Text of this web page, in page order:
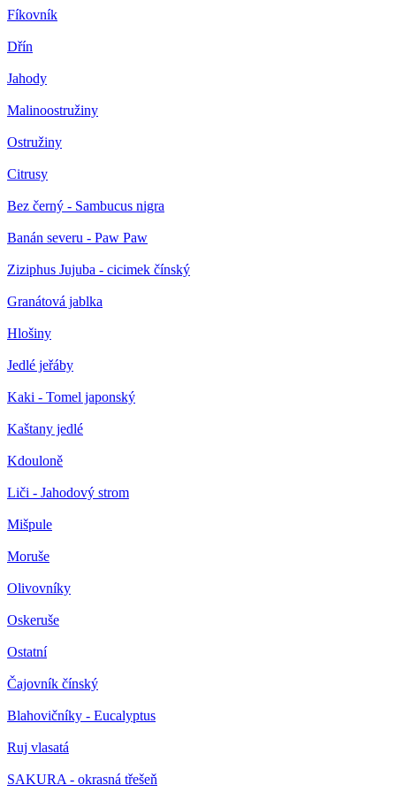
Fíkovník
Dřín
Jahody
Malinoostružiny
Ostružiny
Citrusy
Bez černý - Sambucus nigra
Banán severu - Paw Paw
Ziziphus Jujuba - cicimek čínský
Granátová jablka
Hlošiny
Jedlé jeřáby
Kaki - Tomel japonský
Kaštany jedlé
Kdouloně
Liči - Jahodový strom
Mišpule
Moruše
Olivovníky
Oskeruše
Ostatní
Čajovník čínský
Blahovičníky - Eucalyptus
Ruj vlasatá
SAKURA - okrasná třešeň